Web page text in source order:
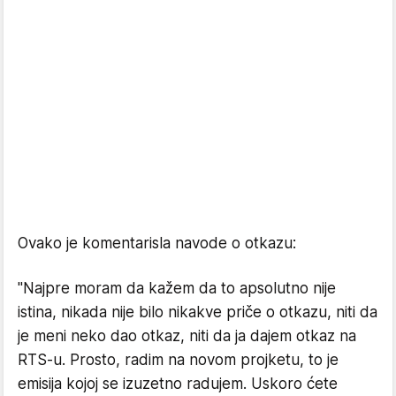
Ovako je komentarisla navode o otkazu:
"Najpre moram da kažem da to apsolutno nije
istina, nikada nije bilo nikakve priče o otkazu, niti da
je meni neko dao otkaz, niti da ja dajem otkaz na
RTS-u. Prosto, radim na novom projketu, to je
emisija kojoj se izuzetno radujem. Uskoro ćete